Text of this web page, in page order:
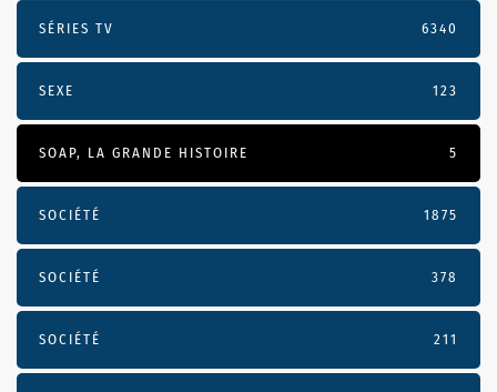
SÉRIES TV 6340
SEXE 123
SOAP, LA GRANDE HISTOIRE 5
SOCIÉTÉ 1875
SOCIÉTÉ 378
SOCIÉTÉ 211